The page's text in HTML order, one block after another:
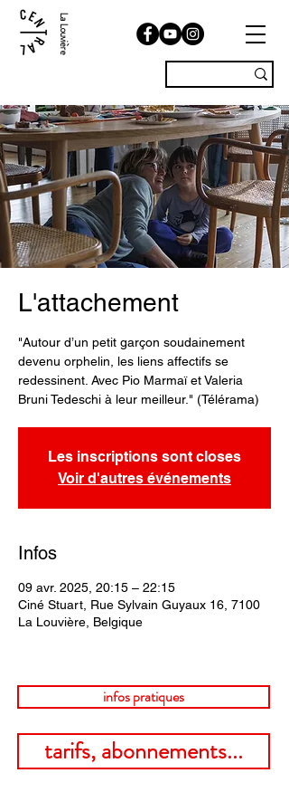
La Louvière
L'attachement
"Autour d’un petit garçon soudainement
devenu orphelin, les liens affectifs se
redessinent. Avec Pio Marmaï et Valeria
Bruni Tedeschi à leur meilleur." (Télérama)
Les inscriptions sont closes
Voir d'autres événements
Infos
09 avr. 2025, 20:15 – 22:15
Ciné Stuart, Rue Sylvain Guyaux 16, 7100
La Louvière, Belgique
infos pratiques
tarifs, abonnements...